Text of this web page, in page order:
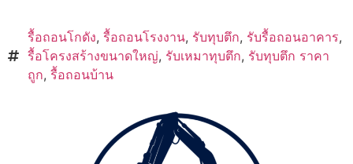
รื้อถอนโกดัง, รื้อถอนโรงงาน, รับทุบตึก, รับรื้อถอนอาคาร,
รื้อโครงสร้างขนาดใหญ่, รับเหมาทุบตึก, รับทุบตึก ราคา
ถูก, รื้อถอนบ้าน